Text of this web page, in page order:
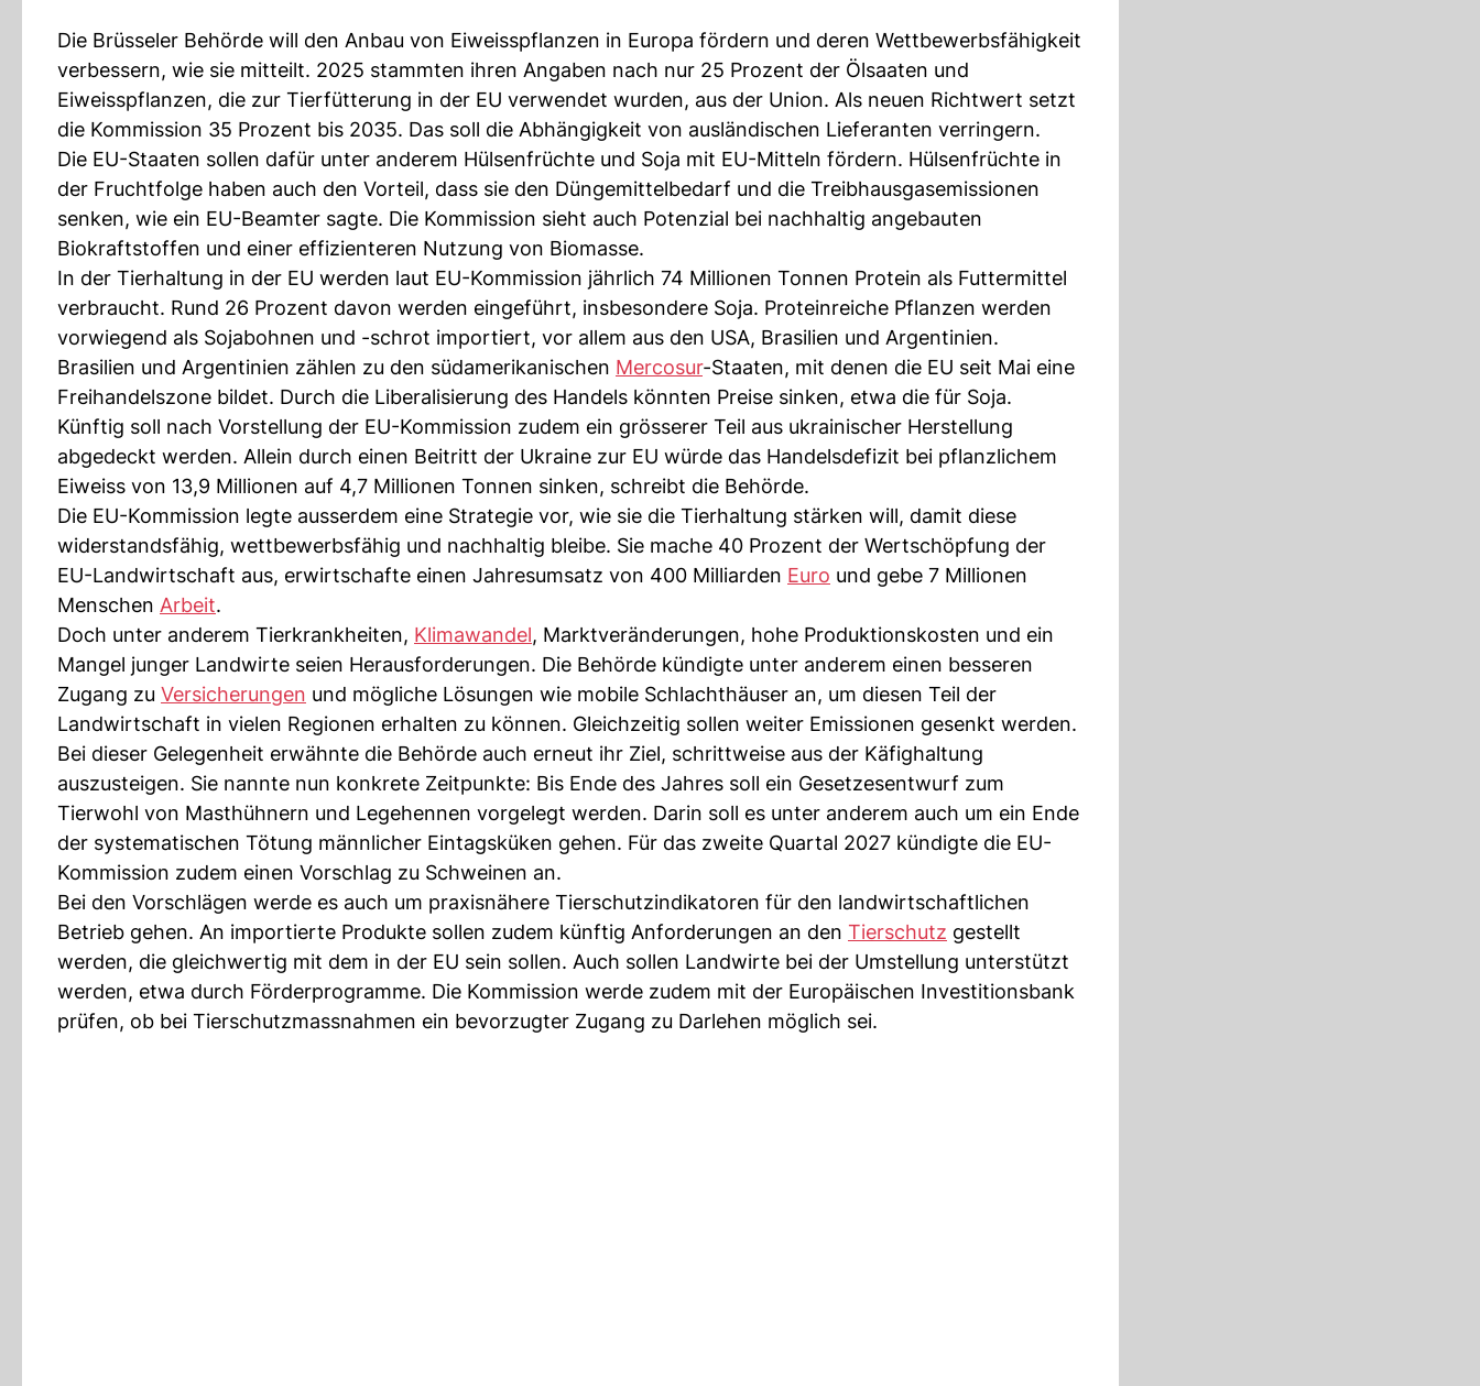
Die Brüsseler Behörde will den Anbau von Eiweisspflanzen in Europa fördern und deren Wettbewerbsfähigkeit
verbessern, wie sie mitteilt. 2025 stammten ihren Angaben nach nur 25 Prozent der Ölsaaten und
Eiweisspflanzen, die zur Tierfütterung in der EU verwendet wurden, aus der Union. Als neuen Richtwert setzt
die Kommission 35 Prozent bis 2035. Das soll die Abhängigkeit von ausländischen Lieferanten verringern.
Die EU-Staaten sollen dafür unter anderem Hülsenfrüchte und Soja mit EU-Mitteln fördern. Hülsenfrüchte in
der Fruchtfolge haben auch den Vorteil, dass sie den Düngemittelbedarf und die Treibhausgasemissionen
senken, wie ein EU-Beamter sagte. Die Kommission sieht auch Potenzial bei nachhaltig angebauten
Biokraftstoffen und einer effizienteren Nutzung von Biomasse.
In der Tierhaltung in der EU werden laut EU-Kommission jährlich 74 Millionen Tonnen Protein als Futtermittel
verbraucht. Rund 26 Prozent davon werden eingeführt, insbesondere Soja. Proteinreiche Pflanzen werden
vorwiegend als Sojabohnen und -schrot importiert, vor allem aus den USA, Brasilien und Argentinien.
Brasilien und Argentinien zählen zu den südamerikanischen Mercosur-Staaten, mit denen die EU seit Mai eine
Freihandelszone bildet. Durch die Liberalisierung des Handels könnten Preise sinken, etwa die für Soja.
Künftig soll nach Vorstellung der EU-Kommission zudem ein grösserer Teil aus ukrainischer Herstellung
abgedeckt werden. Allein durch einen Beitritt der Ukraine zur EU würde das Handelsdefizit bei pflanzlichem
Eiweiss von 13,9 Millionen auf 4,7 Millionen Tonnen sinken, schreibt die Behörde.
Die EU-Kommission legte ausserdem eine Strategie vor, wie sie die Tierhaltung stärken will, damit diese
widerstandsfähig, wettbewerbsfähig und nachhaltig bleibe. Sie mache 40 Prozent der Wertschöpfung der
EU-Landwirtschaft aus, erwirtschafte einen Jahresumsatz von 400 Milliarden Euro und gebe 7 Millionen
Menschen Arbeit.
Doch unter anderem Tierkrankheiten, Klimawandel, Marktveränderungen, hohe Produktionskosten und ein
Mangel junger Landwirte seien Herausforderungen. Die Behörde kündigte unter anderem einen besseren
Zugang zu Versicherungen und mögliche Lösungen wie mobile Schlachthäuser an, um diesen Teil der
Landwirtschaft in vielen Regionen erhalten zu können. Gleichzeitig sollen weiter Emissionen gesenkt werden.
Bei dieser Gelegenheit erwähnte die Behörde auch erneut ihr Ziel, schrittweise aus der Käfighaltung
auszusteigen. Sie nannte nun konkrete Zeitpunkte: Bis Ende des Jahres soll ein Gesetzesentwurf zum
Tierwohl von Masthühnern und Legehennen vorgelegt werden. Darin soll es unter anderem auch um ein Ende
der systematischen Tötung männlicher Eintagsküken gehen. Für das zweite Quartal 2027 kündigte die EU-
Kommission zudem einen Vorschlag zu Schweinen an.
Bei den Vorschlägen werde es auch um praxisnähere Tierschutzindikatoren für den landwirtschaftlichen
Betrieb gehen. An importierte Produkte sollen zudem künftig Anforderungen an den Tierschutz gestellt
werden, die gleichwertig mit dem in der EU sein sollen. Auch sollen Landwirte bei der Umstellung unterstützt
werden, etwa durch Förderprogramme. Die Kommission werde zudem mit der Europäischen Investitionsbank
prüfen, ob bei Tierschutzmassnahmen ein bevorzugter Zugang zu Darlehen möglich sei.